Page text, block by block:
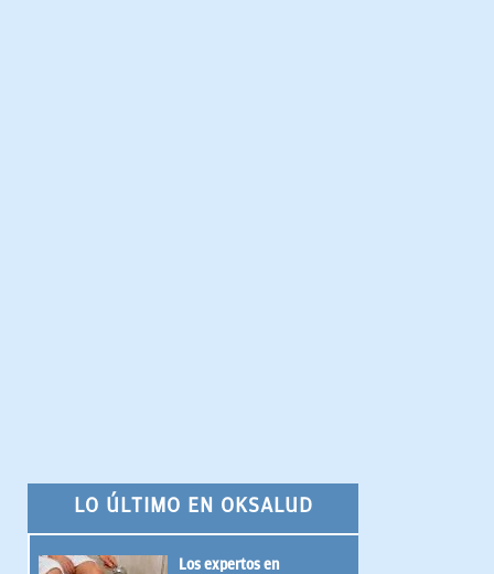
LO ÚLTIMO EN OKSALUD
Los expertos en